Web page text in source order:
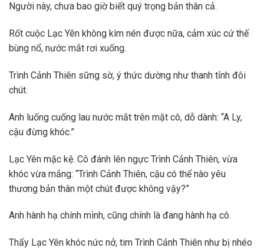
Người này, chưa bao giờ biết quý trọng bản thân cả.
Rốt cuộc Lạc Yên không kìm nén được nữa, cảm xúc cứ thế
bùng nổ, nước mắt rơi xuống.
Trình Cảnh Thiên sững sờ, ý thức dường như thanh tỉnh đôi
chút.
Anh luống cuống lau nước mắt trên mặt cô, dỗ dành: “A Ly,
cậu đừng khóc.”
Lạc Yên mặc kệ. Cô đánh lên ngực Trình Cảnh Thiên, vừa
khóc vừa mắng: “Trình Cảnh Thiên, cậu có thể nào yêu
thương bản thân một chút được không vậy?”
Anh hành hạ chính mình, cũng chính là đang hành hạ cô.
Thấy Lạc Yên khóc nức nở, tim Trình Cảnh Thiên như bị nhéo